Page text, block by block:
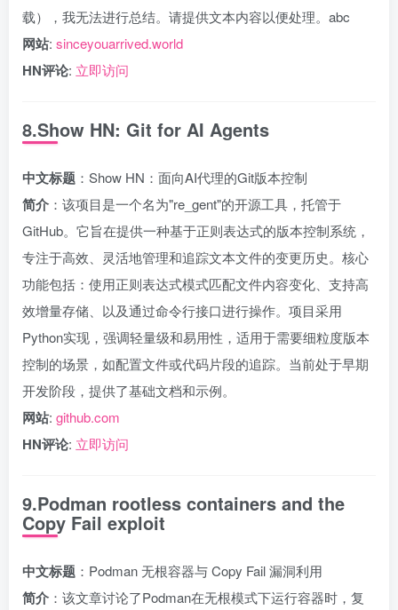
载），我无法进行总结。请提供文本内容以便处理。abc
网站: sinceyouarrived.world
HN评论: 立即访问
8.Show HN: Git for AI Agents
中文标题 ：Show HN：面向AI代理的Git版本控制
简介 ：该项目是一个名为"re_gent"的开源工具，托管于
GitHub。它旨在提供一种基于正则表达式的版本控制系统，
专注于高效、灵活地管理和追踪文本文件的变更历史。核心
功能包括：使用正则表达式模式匹配文件内容变化、支持高
效增量存储、以及通过命令行接口进行操作。项目采用
Python实现，强调轻量级和易用性，适用于需要细粒度版本
控制的场景，如配置文件或代码片段的追踪。当前处于早期
开发阶段，提供了基础文档和示例。
网站: github.com
HN评论: 立即访问
9.Podman rootless containers and the
Copy Fail exploit
中文标题 ：Podman 无根容器与 Copy Fail 漏洞利用
简介 ：该文章讨论了Podman在无根模式下运行容器时，复